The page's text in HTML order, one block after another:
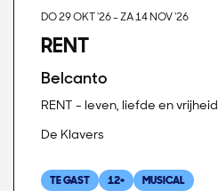
RENT
Belcanto
DO 29 OKT '26-ZA 14 NOV '26
RENT - leven, liefde en vrijheid
De Klavers
TE GAST 12+ MUSICAL